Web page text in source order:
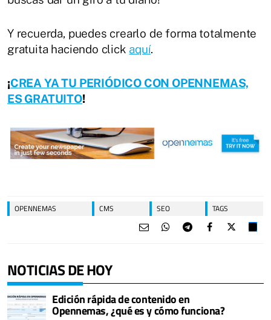
Y recuerda, puedes crearlo de forma totalmente
gratuita haciendo click aquí.
¡CREA YA TU PERIÓDICO CON OPENNEMAS,
ES GRATUITO!
OPENNEMAS CMS SEO TAGS
NOTICIAS DE HOY
Edición rápida de contenido en
Opennemas, ¿qué es y cómo funciona?